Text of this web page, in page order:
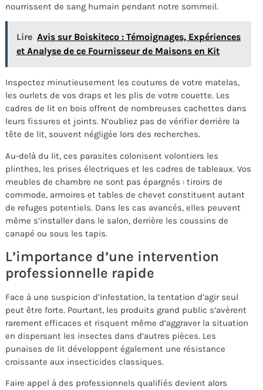
nourrissent de sang humain pendant notre sommeil.
Lire Avis sur Boiskiteco : Témoignages, Expériences
et Analyse de ce Fournisseur de Maisons en Kit
Inspectez minutieusement les coutures de votre matelas,
les ourlets de vos draps et les plis de votre couette. Les
cadres de lit en bois offrent de nombreuses cachettes dans
leurs fissures et joints. N’oubliez pas de vérifier derrière la
tête de lit, souvent négligée lors des recherches.
Au-delà du lit, ces parasites colonisent volontiers les
plinthes, les prises électriques et les cadres de tableaux. Vos
meubles de chambre ne sont pas épargnés : tiroirs de
commode, armoires et tables de chevet constituent autant
de refuges potentiels. Dans les cas avancés, elles peuvent
même s’installer dans le salon, derrière les coussins de
canapé ou sous les tapis.
L’importance d’une intervention
professionnelle rapide
Face à une suspicion d’infestation, la tentation d’agir seul
peut être forte. Pourtant, les produits grand public s’avèrent
rarement efficaces et risquent même d’aggraver la situation
en dispersant les insectes dans d’autres pièces. Les
punaises de lit développent également une résistance
croissante aux insecticides classiques.
Faire appel à des professionnels qualifiés devient alors